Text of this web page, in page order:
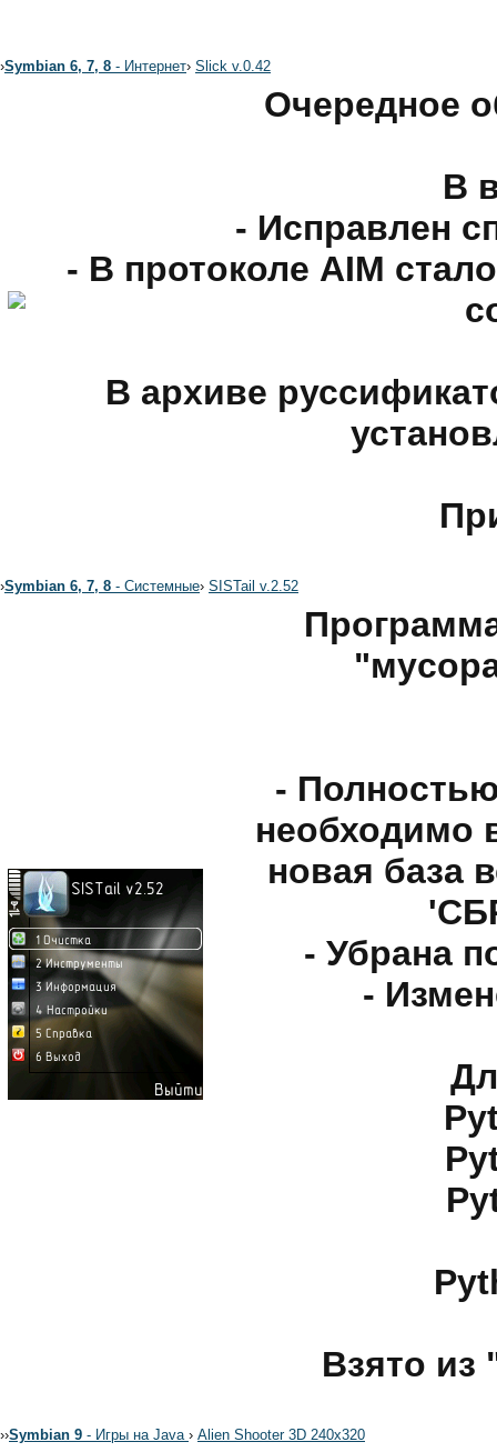
›Symbian 6, 7, 8 - Интернет› Slick v.0.42
Очередное
В
- Исправлен
- В протоколе AIM
В архиве
›Symbian 6, 7, 8 - Системные› SISTail v.2.52
-
необходимо
новая база
- Убрана
-
Взято из
››Symbian 9 - Игры на Java › Alien Shooter 3D 240x320